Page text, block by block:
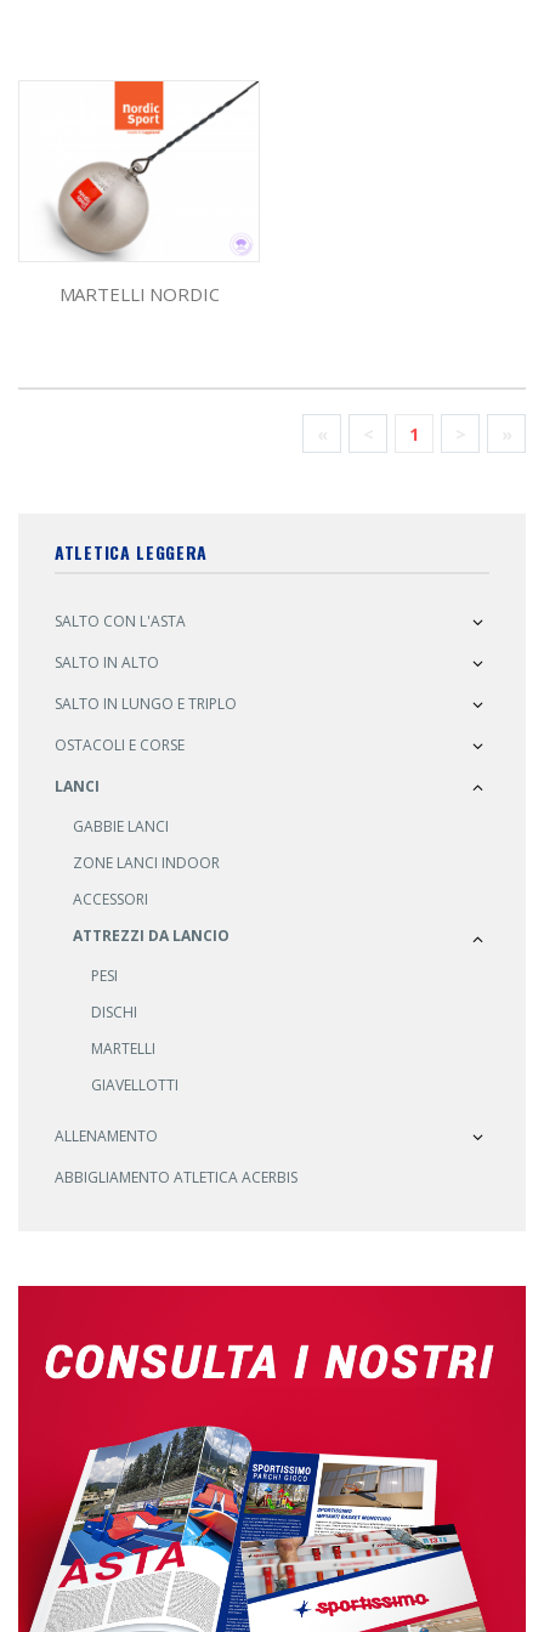
MARTELLI NORDIC
1
ATLETICA LEGGERA
SALTO CON L'ASTA
SALTO IN ALTO
SALTO IN LUNGO E TRIPLO
OSTACOLI E CORSE
LANCI
GABBIE LANCI
ZONE LANCI INDOOR
ACCESSORI
ATTREZZI DA LANCIO
PESI
DISCHI
MARTELLI
GIAVELLOTTI
ALLENAMENTO
ABBIGLIAMENTO ATLETICA ACERBIS